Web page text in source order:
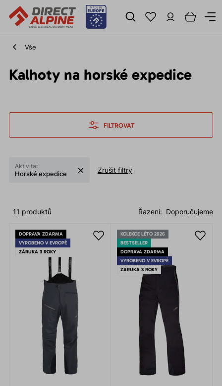
Vše
Kalhoty na horské expedice
FILTROVAT
Aktivita:
Horské expedice Zrušit filtry
Doporučujeme
Řazení:
11 produktů
DOPRAVA ZDARMA
VYROBENO V EVROPĚ
ZÁRUKA 3 ROKY
KOLEKCE LÉTO 2026
BESTSELLER
DOPRAVA ZDARMA
VYROBENO V EVROPĚ
ZÁRUKA 3 ROKY